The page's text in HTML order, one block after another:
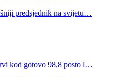
predsjednik na svijetu…
kod gotovo 98,8 posto l…